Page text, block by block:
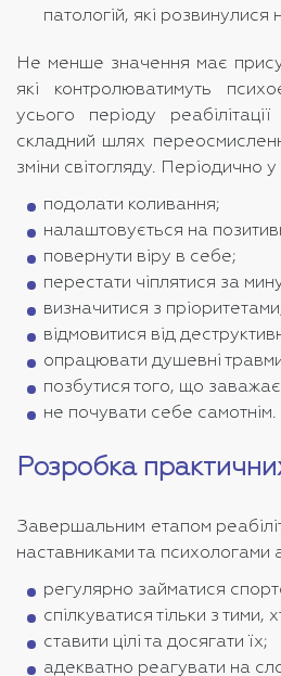
патологій, які розвинулися
Не менше значення має
які контролюватимуть
усього періоду
складний шлях
зміни світогляду. Періодично
подолати коливання;
налаштовується на
повернути віру в себе;
перестати чіплятися за
визначитися з
відмовитися від
опрацювати душевні
позбутися того, що
не почувати себе самотнім.
Розробка
Завершальним етапом
наставниками та психологами
регулярно займатися
спілкуватися тільки з тими,
ставити цілі та досягати їх;
адекватно реагувати на